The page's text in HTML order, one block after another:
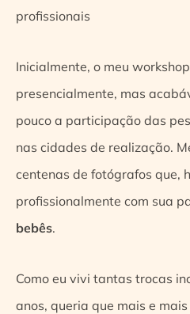
profissionais
Inicialmente, o meu
presencialmente, mas
pouco a participação das
nas cidades de realização.
centenas de fotógrafos que,
profissionalmente com sua
bebês.
Como eu vivi tantas trocas
anos, queria que mais e